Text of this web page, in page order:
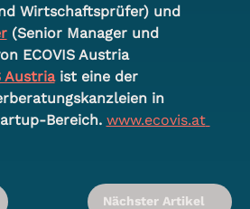
Wirtschaftsprüfer) und
(Senior Manager und
ECOVIS Austria
Austria ist eine der
in
Bereich. www.ecovis.at
Nächster Artikel